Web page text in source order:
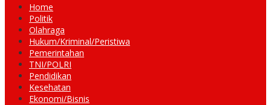
Home
Politik
Olahraga
Hukum/Kriminal/Peristiwa
Pemerintahan
TNI/POLRI
Pendidikan
Kesehatan
Ekonomi/Bisnis